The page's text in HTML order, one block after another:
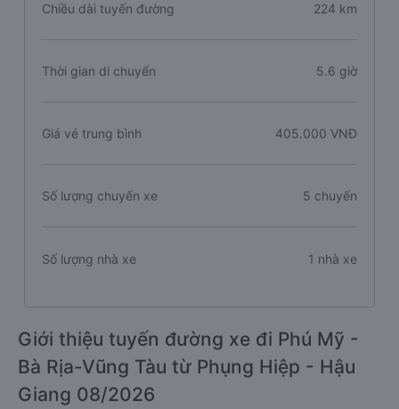
Chiều dài tuyến đường 224 km
Thời gian di chuyển 5.6 giờ
Giá vé trung bình 405.000 VNĐ
Số lượng chuyến xe 5 chuyến
Số lượng nhà xe 1 nhà xe
Giới thiệu tuyến đường xe đi Phú Mỹ -
Bà Rịa-Vũng Tàu từ Phụng Hiệp - Hậu
Giang 08/2026